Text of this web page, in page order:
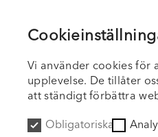
Vi använder cookies för
upplevelse. De tillåter
att ständigt förbättra
Obligatoriska